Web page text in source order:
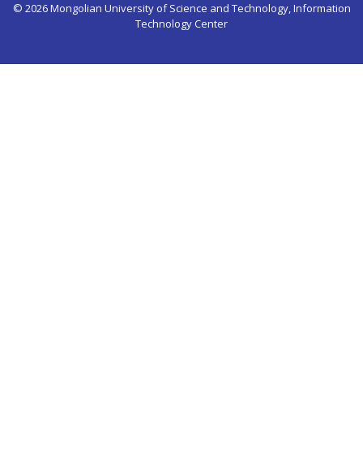
© 2026 Mongolian University of Science and Technology, Information
Technology Center